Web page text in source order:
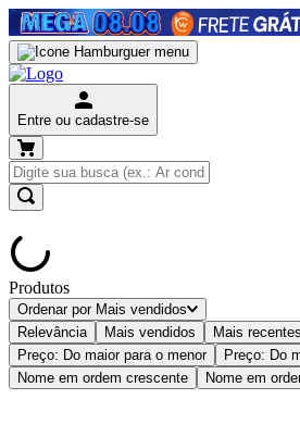
Entre ou cadastre-se
Produtos
Ordenar por Mais vendidos
Relevância
Mais vendidos Mais recentes
Preço: Do maior para o menor
Preço: Do
Nome em ordem crescente
Nome em